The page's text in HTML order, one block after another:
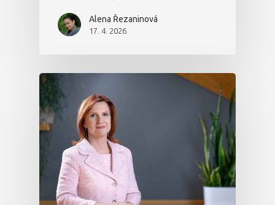
Alena Řezaninová
17. 4. 2026